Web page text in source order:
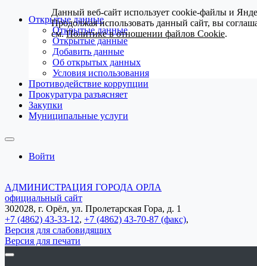
Открытые данные
Открытые данные
Открытые данные
Добавить данные
Об открытых данных
Условия использования
Противодействие коррупции
Прокуратура разъясняет
Закупки
Муниципальные услуги
Войти
АДМИНИСТРАЦИЯ ГОРОДА ОРЛА
официальный сайт
302028, г. Орёл, ул. Пролетарская Гора, д. 1
+7 (4862) 43-33-12, +7 (4862) 43-70-87 (факс),
Версия для слабовидящих
Версия для печати
Данный веб-сайт использует cookie-файлы и
Продолжая использовать данный сайт, вы
см.Политике в отношении файлов Cookie.